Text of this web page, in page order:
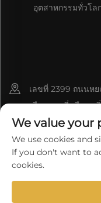
อุตสาหกรรมทั่วโล
เลขที่ 2399 ถนนห
เมืองเกาหมี่ เมือง
We value your
We use cookies and
If you don't want to
cookies.